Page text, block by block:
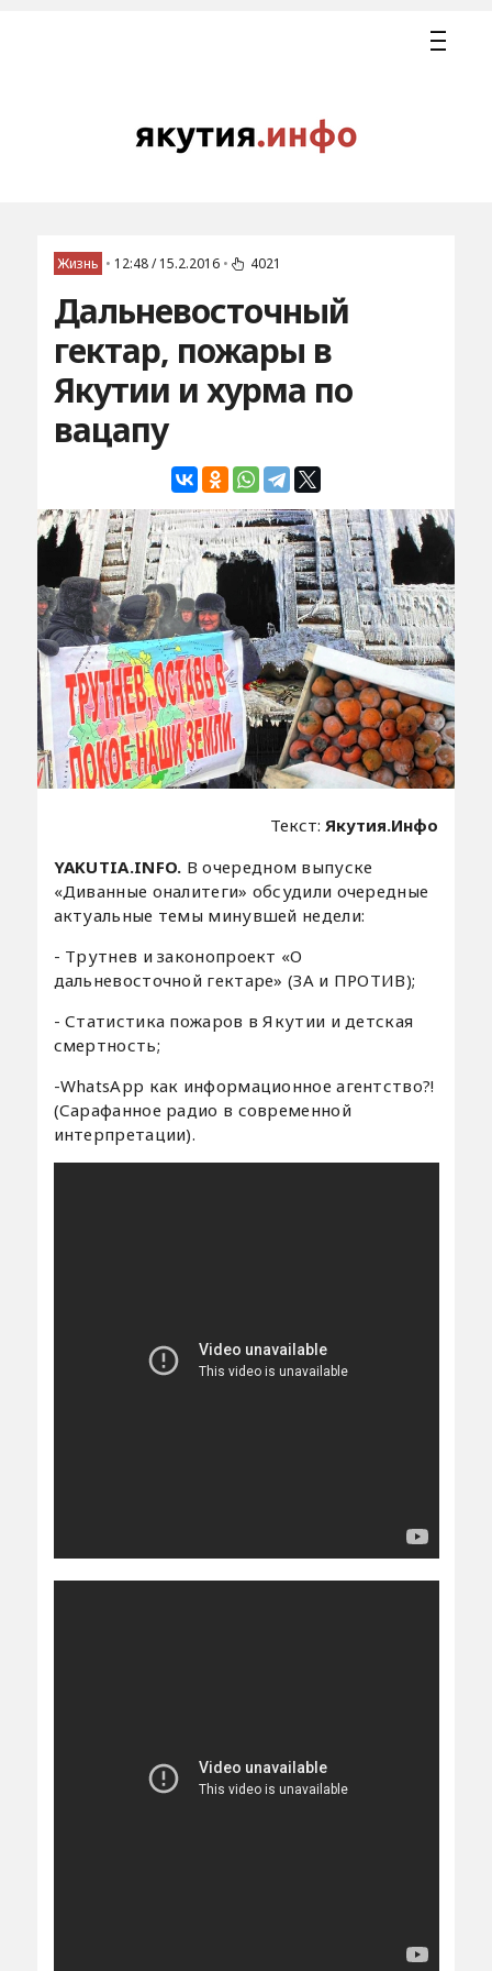
Жизнь • 12:48 / 15.2.2016 • 4021
Дальневосточный
гектар, пожары в
Якутии и хурма по
вацапу
Текст:Якутия.Инфо
YAKUTIA.INFO. В очередном выпуске
«Диванные оналитеги» обсудили очередные
актуальные темы минувшей недели:
- Трутнев и законопроект «О
дальневосточной гектаре» (ЗА и ПРОТИВ);
- Статистика пожаров в Якутии и детская
смертность;
-WhatsApp как информационное агентство?!
(Сарафанное радио в современной
интерпретации).